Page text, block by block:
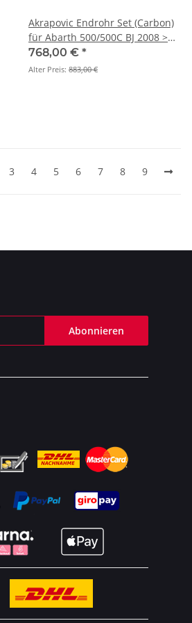
Akrapovic Endrohr Set (Carbon)
für Abarth 500/500C BJ 2008 >
2017 (TP-CS/1)
768,00 € *
Alter Preis: 883,00 €
3 4 5 6 7 8 9
Abonnieren